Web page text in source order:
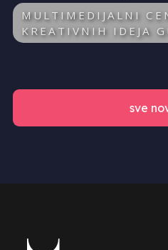
MULTIMEDIJALNI
KREATIVNIH IDEJA
sve